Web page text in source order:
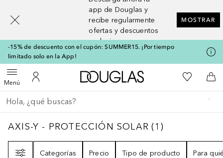
app de Douglas y
recibe regularmente
ofertas y descuentos
exclusivos
MOSTRAR
-15% de descuento con el cupón: SUMMER15. ¡Por tiempo
limitado solo en la App!
MenúAbrir menúMi cuenta
A Douglas HomeMi lista de
A
Regresar
Ejecutar búsqueda
AXIS-Y - PROTECCIÓN SOLAR 1
AXIS-Y - PROTECCIÓN SOLAR (1 )
Categorías
Precio Tipo de producto Para
[navigation.slideout.screenreader]